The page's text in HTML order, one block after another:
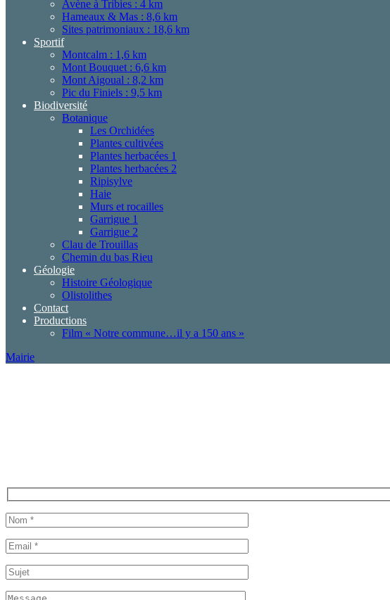
Avène à Tribies : 4 km
Hameaux & Mas : 8,6 km
Sites patrimoniaux : 18,6 km
Sportif
Montcalm : 1,6 km
Mont Bouquet : 6,6 km
Mont Aigoual : 8,2 km
Pic du Finiels : 9,5 km
Biodiversité
Botanique
Les Orchidées
Plantes cultivées
Plantes herbacées 1
Plantes herbacées 2
Ripisylve
Haie
Murs et rocailles
Garrigue 1
Garrigue 2
Clau de Trouillas
Chemin du bas Rieu
Géologie
Histoire Géologique
Olistolithes
Contact
Productions
Film « Notre commune…il y a 150 ans »
Mairie